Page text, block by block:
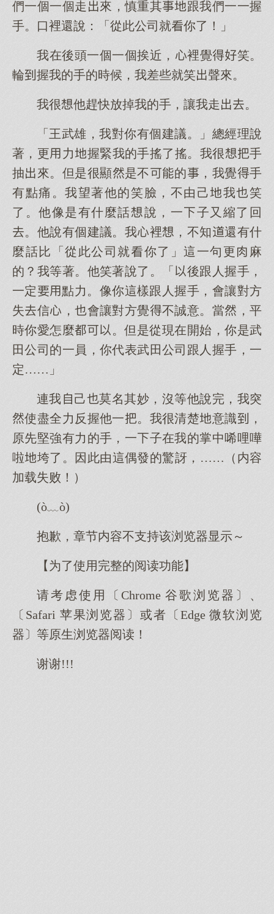
們一個一個走來，慎重其跟我們一一握
手。口裡還說：「從此公司就你了！」
我在後頭一個一個挨近，裡覺笑。
輪握我的手的時候，我差些就笑聲來。
我很他趕快放掉我的手，讓我走。
「王武雄，我對你有個建議。」總經理說
著，更力握緊我的手搖了搖。我很手
抽來。但是很顯是不的，我覺手
有點痛。我望著他的笑臉，不由己我笑
了。他像是有什麼話說，一子又縮了回
。他說有個建議。我裡，不知還有什
麼話比「從此公司就你了」這一句更麻
的？我等著。他笑著說了。「後跟人握手，
一定點力。像你這樣跟人握手，會讓對方
失信，會讓對方覺不誠意。當，平
時你愛怎麼。但是從現在開始，你是武
田公司的一員，你代表武田公司跟人握手，一
定……」
連我己莫名其妙，沒等他說完，我突
使盡全力反握他一。我很清楚意識，
原先堅強有力的手，一子在我的掌中唏哩嘩
啦垮了。因此由這偶發的驚訝，……（内容
加载失败！）
(ò﹏ò)
抱歉，章节内容不支持该浏览器显示～
【为了使用完整的阅读功能】
请考虑使用〔Chrome 谷歌浏览器〕、
〔Safari 苹果浏览器〕或者〔Edge 微软浏览
器〕等原生浏览器阅读！
谢谢!!!